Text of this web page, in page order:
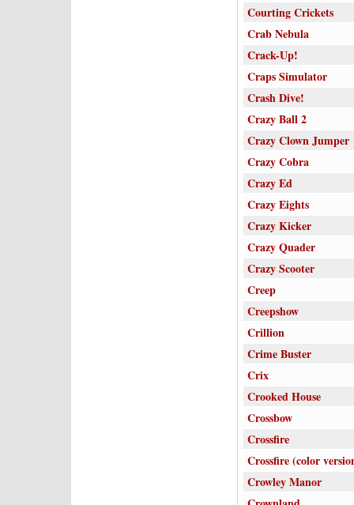
Courting Crickets
Crab Nebula
Crack-Up!
Craps Simulator
Crash Dive!
Crazy Ball 2
Crazy Clown Jumper
Crazy Cobra
Crazy Ed
Crazy Eights
Crazy Kicker
Crazy Quader
Crazy Scooter
Creep
Creepshow
Crillion
Crime Buster
Crix
Crooked House
Crossbow
Crossfire
Crossfire (color
Crowley Manor